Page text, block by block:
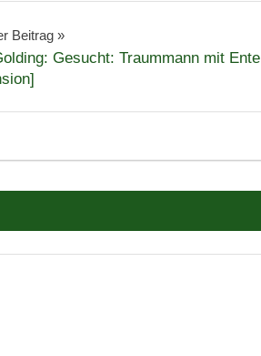
Beitrag
Gesucht: Traummann mit Ente